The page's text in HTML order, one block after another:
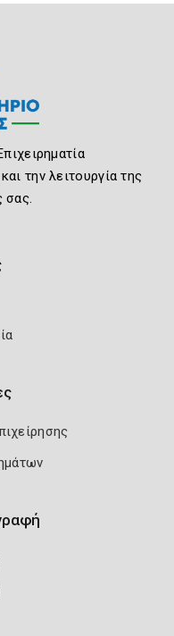
την λειτουργία της
σας.